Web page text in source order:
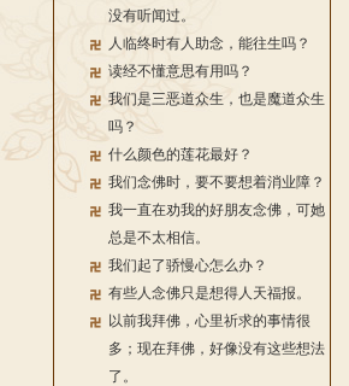
没有听闻过。
人临终时有人助念，能往生吗？
读经不懂意思有用吗？
我们是三恶道众生，也是魔道众生
吗？
什么颜色的莲花最好？
我们念佛时，要不要想着消业障？
我一直在劝我的好朋友念佛，可她
总是不太相信。
我们起了骄慢心怎么办？
有些人念佛只是想得人天福报。
以前我拜佛，心里祈求的事情很
多；现在拜佛，好像没有这些想法
了。